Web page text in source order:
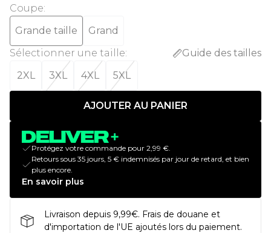
Coupe:
Grande taille
Grand
Sélectionner une taille:
Guide des tailles
2XL
3XL 4XL 5XL
AJOUTER AU PANIER
Protégez votre commande pour 2,99 €.
Retours sous 35 jours, 5 € indemnisés par jour de retard, et bien
plus encore.
En savoir plus
Livraison depuis 9,99€. Frais de douane et
d'importation de l'UE ajoutés lors du paiement.